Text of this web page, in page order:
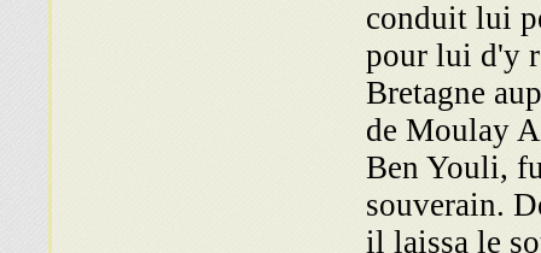
conduit lui
pour lui d'y
Bretagne
de Moulay
Ben Youli,
souverain.
il laissa le